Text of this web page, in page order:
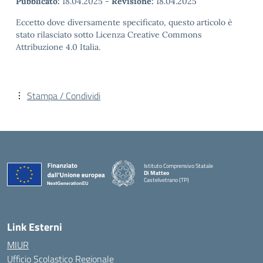
Eccetto dove diversamente specificato, questo articolo è
stato rilasciato sotto Licenza Creative Commons
Attribuzione 4.0 Italia.
Stampa / Condividi
Istituto Comprensivo Statale
Di Matteo
Castelvetrano (TP)
Link Esterni
MIUR
Ufficio Scolastico Regionale